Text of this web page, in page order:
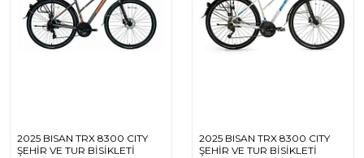
2025 BISAN TRX 8300 CITY
ŞEHİR VE TUR BİSİKLETİ
2025 BISAN TRX 8300 CITY
ŞEHİR VE TUR BİSİKLETİ